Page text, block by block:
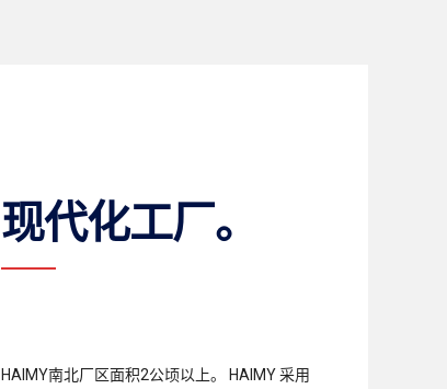
现代化工厂。
HAIMY南北厂区面积2公顷以上。 HAIMY 采用